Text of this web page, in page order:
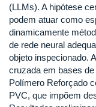
(LLMs). A hipótese
podem atuar como
dinamicamente
de rede neural
objeto inspecionado.
cruzada em bases
Polímero Reforçado
PVC, que impõem